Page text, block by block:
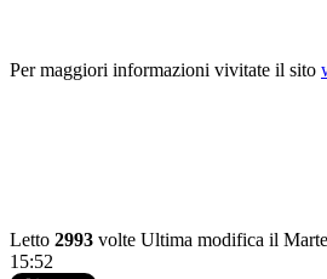
Per maggiori informazioni vivitate il sito
Letto 2993 volte Ultima modifica il
15:52